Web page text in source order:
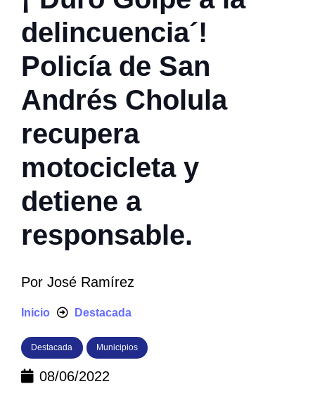
delincuencia´!
Policía de San
Andrés Cholula
recupera
motocicleta y
detiene a
responsable.
Por José Ramírez
Inicio Destacada
Destacada Municipios
08/06/2022